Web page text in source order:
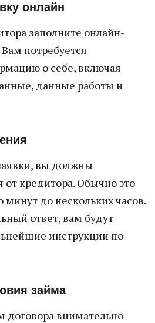
онлайн
заполните онлайн-
Вам потребуется
о себе, включая
данные работы и
вы должны
кредитора. Обычно это
минут до нескольких часов.
ответ, вам будут
инструкции по
займа
внимательно